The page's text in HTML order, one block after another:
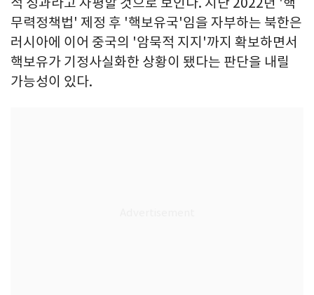
무력정책법' 제정 후 '핵보유국'임을 자부하는 북한은
러시아에 이어 중국의 '암묵적 지지'까지 확보하면서
핵보유가 기정사실화한 상황이 됐다는 판단을 내릴
가능성이 있다.